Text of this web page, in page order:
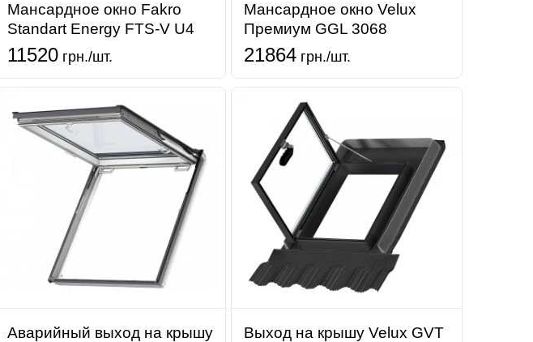
Мансардное окно Fakro
Standart Energy FTS-V U4
11520грн./шт.
Мансардное окно Velux
Премиум GGL 3068
21864грн./шт.
Аварийный выход на крышу
Выход на крышу Velux GVT